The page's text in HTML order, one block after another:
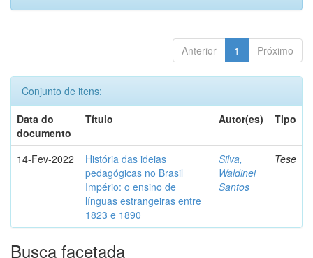
Anterior 1 Próximo
Conjunto de itens:
Data do
documento
Título Autor(es) Tipo
14-Fev-2022
História das ideias
pedagógicas no Brasil
Império: o ensino de
línguas estrangeiras entre
1823 e 1890
Silva,
Waldinei
Santos
Tese
Busca facetada